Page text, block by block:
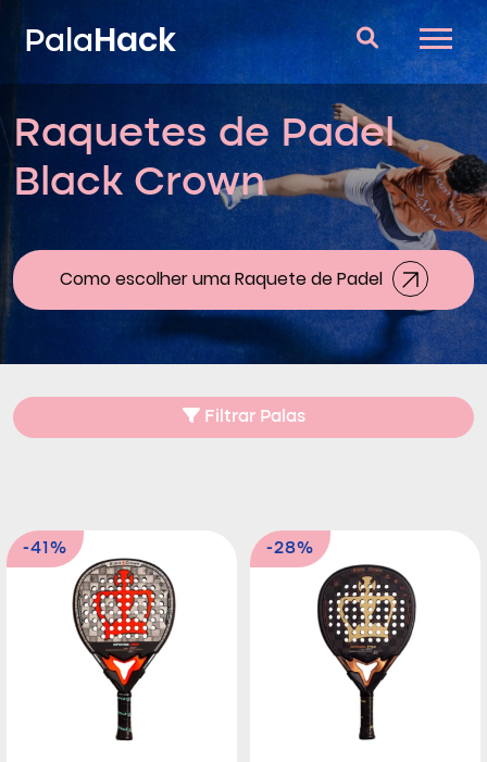
PalaHack
Raquetes de Padel
Perguntas e respostas
Comparador
Blog
Raquetes de Padel
Black Crown
Como escolher uma Raquete de Padel
Filtrar Palas
-41% -28%